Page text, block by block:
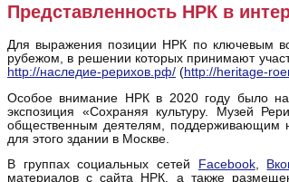
Представленность НРК в
Для выражения позиции НРК по ключевым
рубежом, в решении которых принимают
http://наследие-рерихов.рф/ (http://heritage-
Особое внимание НРК в 2020 году было
экспозиция «Сохраняя культуру. Музей
общественным деятелям, поддерживающим
для этого здании в Москве.
В группах социальных сетей
Facebook,
материалов с сайта НРК, а также